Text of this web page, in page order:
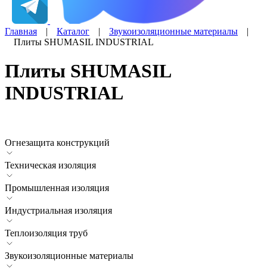
Главная | Каталог | Звукоизоляционные материалы |
Плиты SHUMASIL INDUSTRIAL
Плиты SHUMASIL
INDUSTRIAL
Огнезащита конструкций
Техническая изоляция
Промышленная изоляция
Индустриальная изоляция
Теплоизоляция труб
Звукоизоляционные материалы